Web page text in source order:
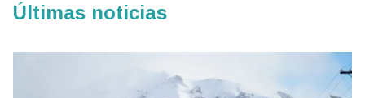
Últimas noticias